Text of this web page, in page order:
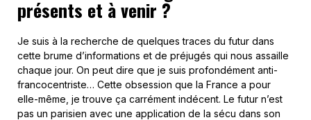
présents et à venir ?
Je suis à la recherche de quelques traces du futur dans
cette brume d’informations et de préjugés qui nous assaille
chaque jour. On peut dire que je suis profondément anti-
francocentriste… Cette obsession que la France a pour
elle-même, je trouve ça carrément indécent. Le futur n’est
pas un parisien avec une application de la sécu dans son